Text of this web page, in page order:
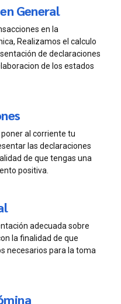
General
en la
Realizamos el calculo
de declaraciones
de los estados
al corriente tu
las declaraciones
de que tengas una
positiva.
adecuada sobre
la finalidad de que
necesarios para la toma